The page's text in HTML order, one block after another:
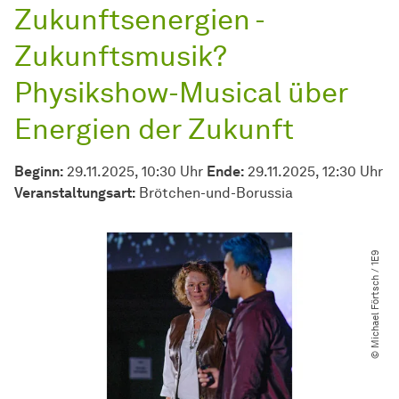
Zukunftsenergien -
Zukunftsmusik?
Physikshow-Musical über
Energien der Zukunft
Beginn: 29.11.2025, 10:30 Uhr Ende: 29.11.2025, 12:30 Uhr
Veran­stal­tungs­art: Brötchen-und-Borussia
© Michael Förtsch ​/​ 1E9